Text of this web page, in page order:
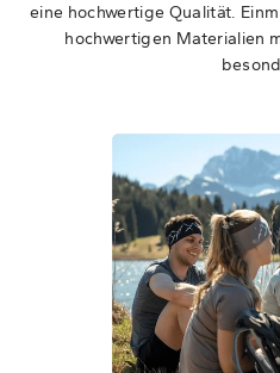
eine hochwertige Qualität.
hochwertigen Materialien